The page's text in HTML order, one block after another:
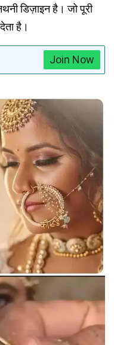
डिज़ाइन है। जो पूरी
है।
Join Now